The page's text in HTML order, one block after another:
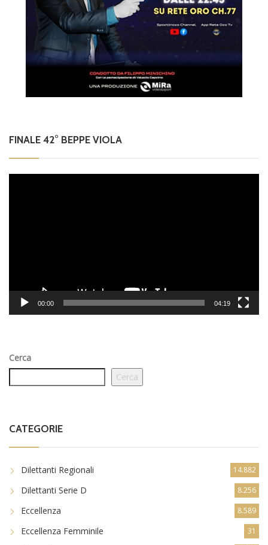
FINALE 42° BEPPE VIOLA
00:00 04:19
Cerca
Cerca
CATEGORIE
Dilettanti Regionali 14.882
Dilettanti Serie D 8.256
Eccellenza 8.589
Eccellenza Femminile 31